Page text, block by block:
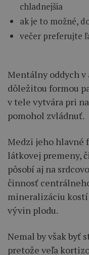
chladnejšia
ak je to možné,
večer preferujte
Mentálny oddych
dôležitou formou
v tele vytvára pri
pomohol zvládnuť.
Medzi jeho hlavné
látkovej premeny,
pôsobí aj na
činnosť
mineralizáciu kostí
vývin plodu.
Nemal by však byť
pretože veľa